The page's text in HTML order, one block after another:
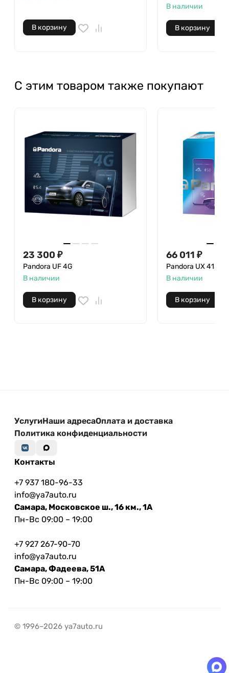
В корзину
В наличии
В корзину
С этим товаром также покупают
23 300 ₽
Pandora UF 4G
В наличии
В корзину
66 011 ₽
Pandora UX 4150
В наличии
В корзину
УслугиНаши адресаОплата и доставка
Политика конфиденциальности
Контакты
+7 937 180-96-33
info@ya7auto.ru
Самара, Московское ш., 16 км., 1А
Пн-Вс 09:00 – 19:00
+7 927 267-90-70
info@ya7auto.ru
Самара, Фадеева, 51А
Пн-Вс 09:00 – 19:00
© 1996–2026 ya7auto.ru